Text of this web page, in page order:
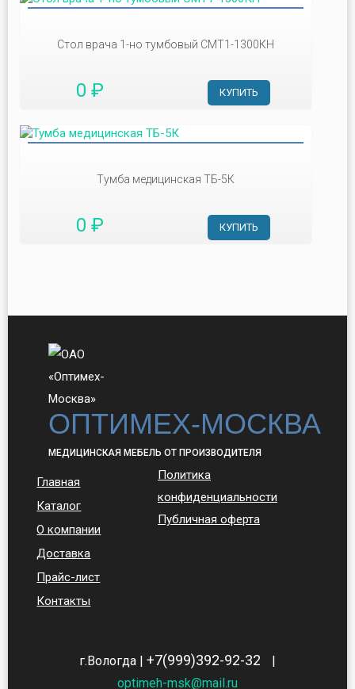
Стол врача 1-но тумбовый СМТ1-1300КН
0 ₽ КУПИТЬ
Тумба медицинская ТБ-5К
0 ₽ КУПИТЬ
ОПТИМЕХ-МОСКВА
МЕДИЦИНСКАЯ МЕБЕЛЬ ОТ ПРОИЗВОДИТЕЛЯ
Главная
Каталог
О компании
Доставка
Прайс-лист
Контакты
Политика
конфиденциальности
Публичная оферта
г.Вологда | +7(999)392-92-32
|
optimeh-msk@mail.ru